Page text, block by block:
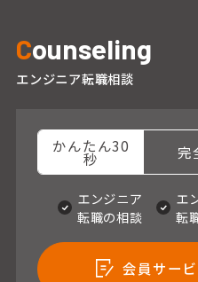
Counseling
エンジニア転職相談
かんたん30
秒 完
エンジニア
転職の相談
エ
転
会員サー